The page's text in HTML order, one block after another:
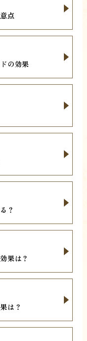
点
の効果
？
果は？
は？